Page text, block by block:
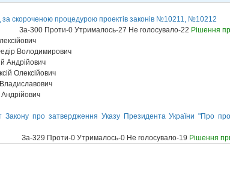
за скороченою процедурою проектів законів №10211, №10212
За-300 Проти-0 Утрималось-27 Не голосувало-22 Рішення
Володимирович
Андрійович
Олексійович
Закону про затвердження Указу Президента України "Про
За-329 Проти-0 Утрималось-0 Не голосувало-19 Рішення